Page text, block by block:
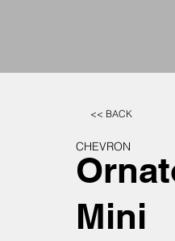
<< BACK
CHEVRON
Mini